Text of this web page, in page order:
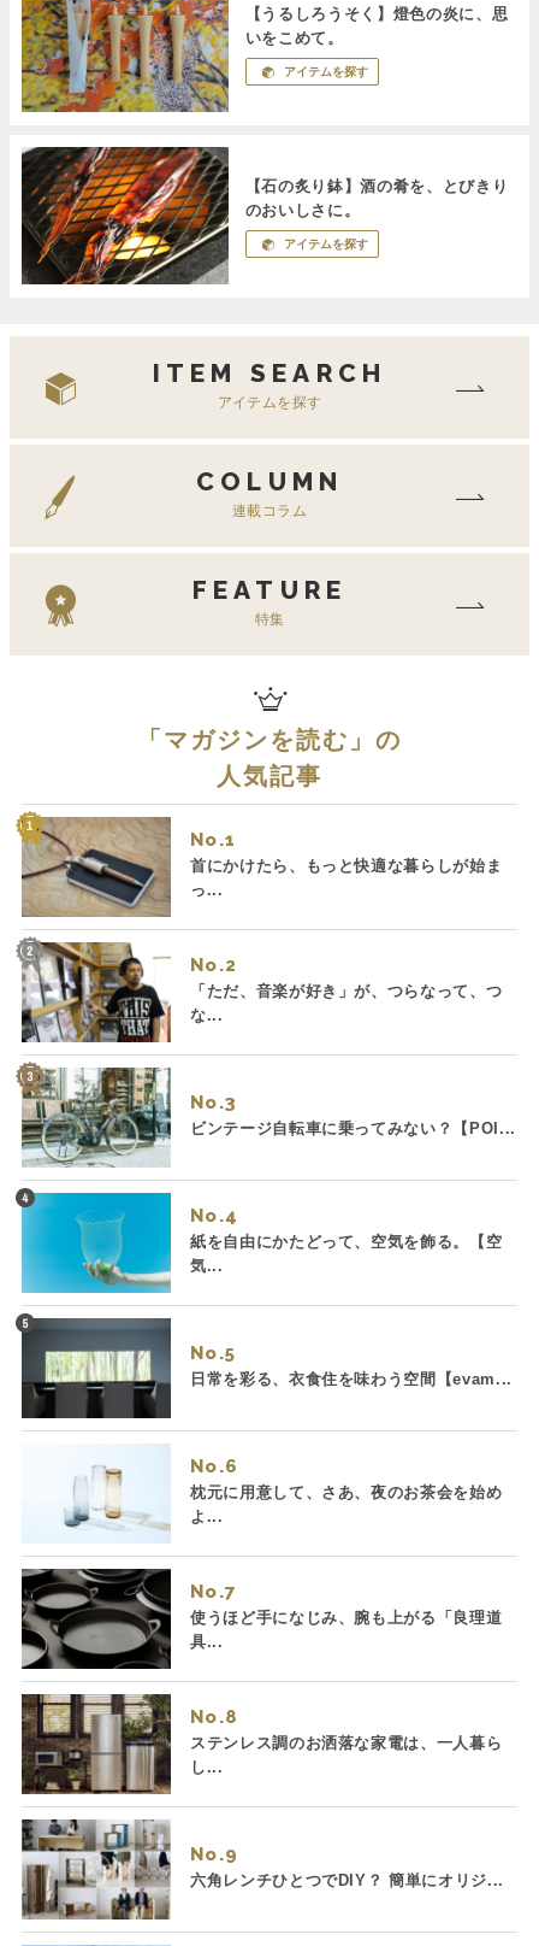
【うるしろうそく】燈色の炎に、思
いをこめて。
アイテムを探す
【石の炙り鉢】酒の肴を、とびきり
のおいしさに。
アイテムを探す
ITEM SEARCH
アイテムを探す
COLUMN
連載コラム
FEATURE
特集
「 マガジンを読む 」の
人気記事
No.
首にかけたら、もっと快適な暮らしが始ま
っ...
No.
「ただ、音楽が好き」が、つらなって、つ
な...
No.
ビンテージ自転車に乗ってみない？【POI...
No.
紙を自由にかたどって、空気を飾る。【空
気...
No.
日常を彩る、衣食住を味わう空間【evam...
No.
枕元に用意して、さあ、夜のお茶会を始め
よ...
No.
使うほど手になじみ、腕も上がる「良理道
具...
No.
ステンレス調のお洒落な家電は、一人暮ら
し...
No.
六角レンチひとつでDIY？ 簡単にオリジ...